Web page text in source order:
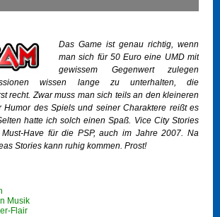
Das Game ist genau richtig, wenn
man sich für 50 Euro eine UMD mit
gewissem Gegenwert zulegen
wissen lange zu unterhalten, die
recht. Zwar muss man sich teils an den kleineren
Humor des Spiels und seiner Charaktere reißt es
hatte ich solch einen Spaß. Vice City Stories
Have für die PSP, auch im Jahre 2007. Na
Stories kann ruhig kommen. Prost!
Musik
Flair